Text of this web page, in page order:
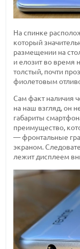
На спинке
который
размещении на
и елозит во время
толстый, почти
фиолетовым
Сам факт наличия
на наш взгляд, он
габариты
преимущество,
— фронтальные
экраном.
лежит дисплеем